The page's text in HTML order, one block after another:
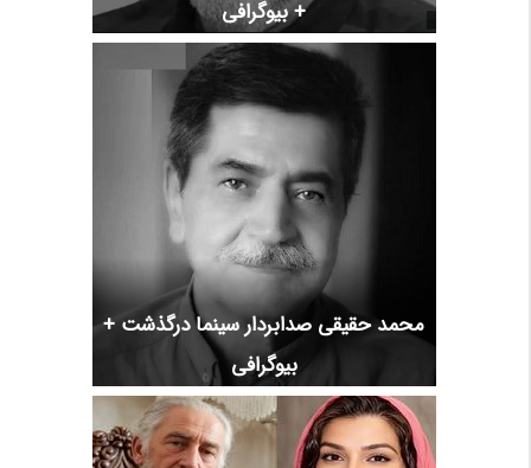
+ بیوگرافی
محمد حقیقی صدابردار سینما درگذشت +
بیوگرافی